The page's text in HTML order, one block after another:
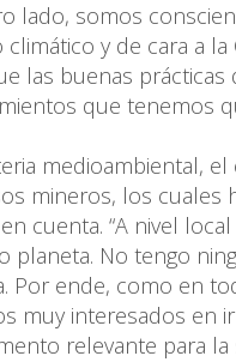
lado, somos
climático y de cara a
las buenas
que tenemos
medioambiental,
mineros, los cuales
cuenta. “A nivel
planeta. No tengo
Por ende, como en
muy interesados en
relevante para